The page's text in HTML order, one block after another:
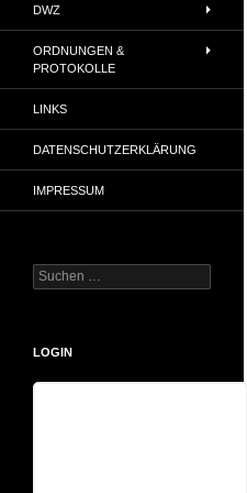
DWZ
ORDNUNGEN &
PROTOKOLLE
LINKS
DATENSCHUTZERKLÄRUNG
IMPRESSUM
Suchen
nach:
LOGIN